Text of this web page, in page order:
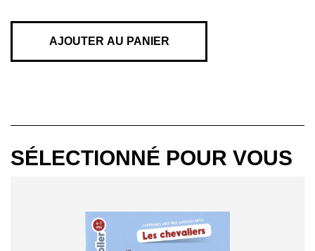
AUX
AJOUTER AU PANIER
SÉLECTIONNÉ POUR VOUS